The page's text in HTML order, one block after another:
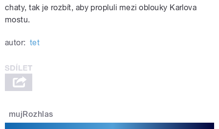
chaty, tak je rozbít, aby propluli mezi oblouky Karlova
mostu.
autor: tet
mujRozhlas